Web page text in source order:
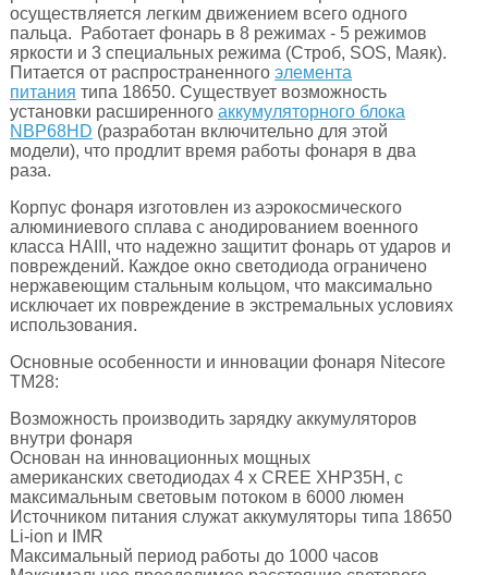
осуществляется легким движением всего одного
пальца. Работает фонарь в 8 режимах - 5 режимов
яркости и 3 специальных режима (Строб, SOS, Маяк).
Питается от распространенного элемента
питания типа 18650. Существует возможность
установки расширенного аккумуляторного блока
NBP68HD (разработан включительно для этой
модели), что продлит время работы фонаря в два
раза.
Корпус фонаря изготовлен из аэрокосмического
алюминиевого сплава с анодированием военного
класса HAIII, что надежно защитит фонарь от ударов и
повреждений. Каждое окно светодиода ограничено
нержавеющим стальным кольцом, что максимально
исключает их повреждение в экстремальных условиях
использования.
Основные особенности и инновации фонаря Nitecore
TM28:
Возможность производить зарядку аккумуляторов
внутри фонаря
Основан на инновационных мощных
американских светодиодах 4 x CREE XHP35H, с
максимальным световым потоком в 6000 люмен
Источником питания служат аккумуляторы типа 18650
Li-ion и IMR
Максимальный период работы до 1000 часов